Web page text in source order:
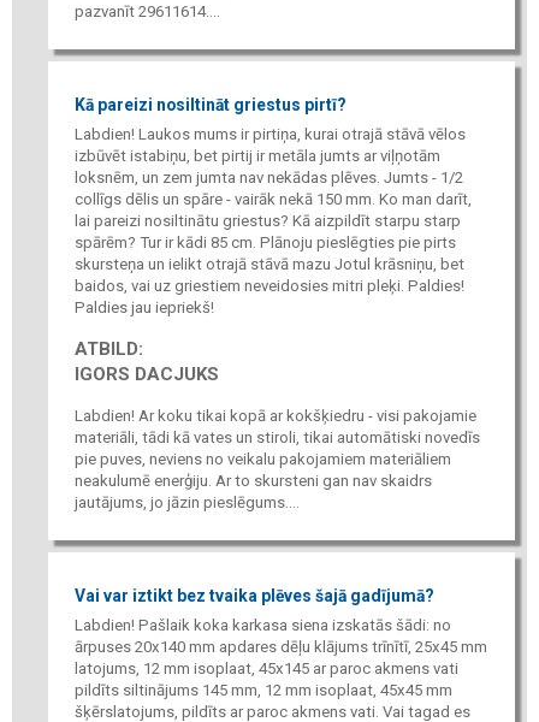
pazvanīt 29611614....
Kā pareizi nosiltināt griestus pirtī?
Labdien! Laukos mums ir pirtiņa, kurai otrajā stāvā vēlos
izbūvēt istabiņu, bet pirtij ir metāla jumts ar viļņotām
loksnēm, un zem jumta nav nekādas plēves. Jumts - 1/2
collīgs dēlis un spāre - vairāk nekā 150 mm. Ko man darīt,
lai pareizi nosiltinātu griestus? Kā aizpildīt starpu starp
spārēm? Tur ir kādi 85 cm. Plānoju pieslēgties pie pirts
skursteņa un ielikt otrajā stāvā mazu Jotul krāsniņu, bet
baidos, vai uz griestiem neveidosies mitri pleķi. Paldies!
Paldies jau iepriekš!
ATBILD:
IGORS DACJUKS
Labdien! Ar koku tikai kopā ar kokšķiedru - visi pakojamie
materiāli, tādi kā vates un stiroli, tikai automātiski novedīs
pie puves, neviens no veikalu pakojamiem materiāliem
neakulumē enerģiju. Ar to skursteni gan nav skaidrs
jautājums, jo jāzin pieslēgums....
Vai var iztikt bez tvaika plēves šajā gadījumā?
Labdien! Pašlaik koka karkasa siena izskatās šādi: no
ārpuses 20x140 mm apdares dēļu klājums trīnītī, 25x45 mm
latojums, 12 mm isoplaat, 45x145 ar paroc akmens vati
pildīts siltinājums 145 mm, 12 mm isoplaat, 45x45 mm
šķērslatojums, pildīts ar paroc akmens vati. Vai tagad es